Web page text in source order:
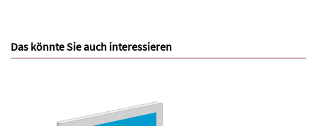
Das könnte Sie auch interessieren